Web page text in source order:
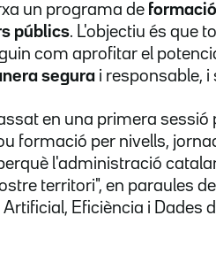
un programa de
públics. L'objectiu és que
com aprofitar el
segura i responsable, i
en una primera
formació per nivells,
l'administració
territori", en paraules
Artificial, Eficiència i Dades